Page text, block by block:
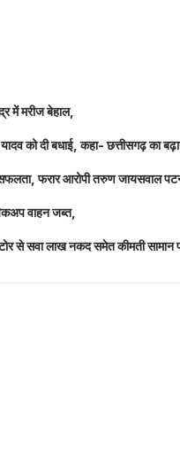
में मरीज बेहाल,
को दी बधाई, कहा- छत्तीसगढ़ का
फरार आरोपी तरुण जायसवाल
वाहन जब्त,
से सवा लाख नकद समेत कीमती सामान